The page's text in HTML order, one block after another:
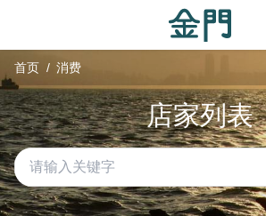
主
要
内
容
区
块
首页 消费
店家列表